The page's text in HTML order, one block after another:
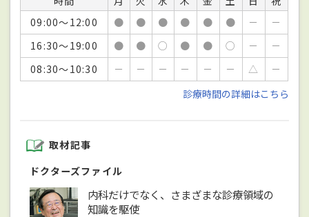
09:00～12:00
● ● ● ● ● ● －
－
16:30～19:00
● ● ○ ● ● ○ －
－
08:30～10:30
－ － － － － － △
－
診療時間の詳細はこちら
取材記事
ドクターズファイル
内科だけでなく、さまざまな診療領域の
知識を駆使